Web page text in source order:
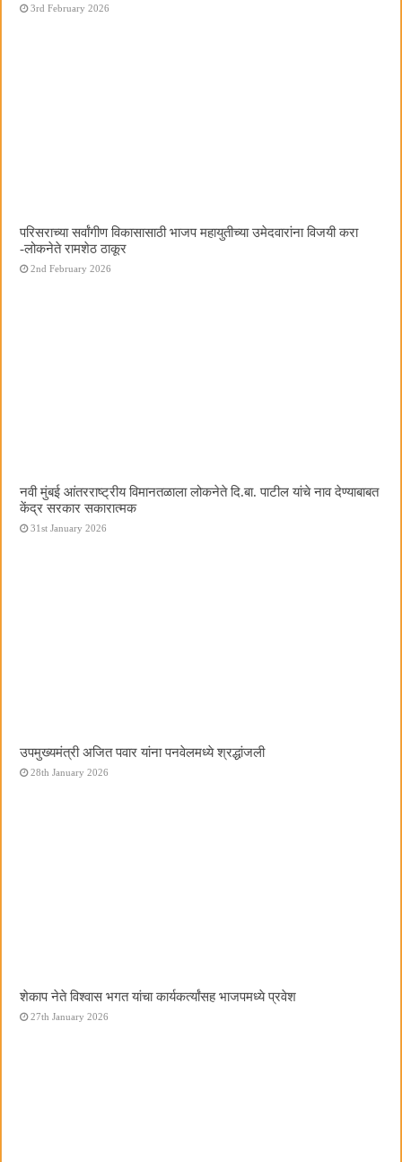
3rd February 2026
परिसराच्या सर्वांगीण विकासासाठी भाजप महायुतीच्या उमेदवारांना विजयी करा
-लोकनेते रामशेठ ठाकूर
2nd February 2026
नवी मुंबई आंतरराष्ट्रीय विमानतळाला लोकनेते दि.बा. पाटील यांचे नाव देण्याबाबत
केंद्र सरकार सकारात्मक
31st January 2026
उपमुख्यमंत्री अजित पवार यांना पनवेलमध्ये श्रद्धांजली
28th January 2026
शेकाप नेते विश्वास भगत यांचा कार्यकर्त्यांसह भाजपमध्ये प्रवेश
27th January 2026